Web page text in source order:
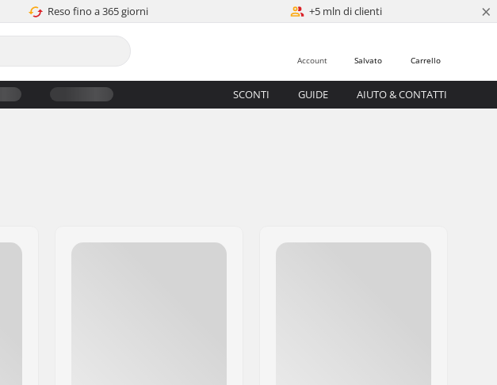
Reso fino a 365 giorni +5 mln di clienti ×
Carrello
Salvato
Account
SCONTI GUIDE AIUTO & CONTATTI